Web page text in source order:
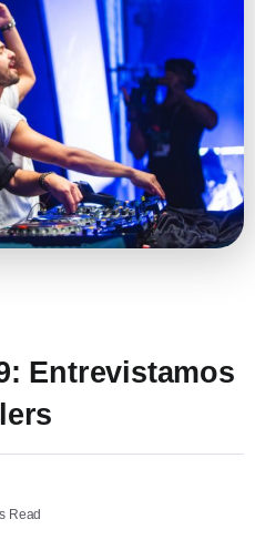
Entrevistamos
Read